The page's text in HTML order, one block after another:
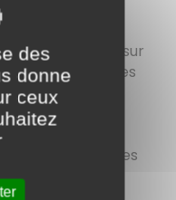
de la SAUR
incendie sur
engendrer des
manque de
pour minimiser les
des
donne
ceux